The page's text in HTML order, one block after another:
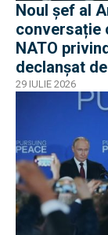
Noul șef al
conversație
NATO
declanșat
29 IULIE 2026